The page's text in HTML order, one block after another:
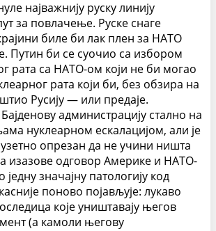
најважнију руску линију
за повлачење. Руске снаге
биле би лак плен за НАТО
Путин би се суочио са избором
рата са НАТО-ом који не би могао
рата који би, без обзира на
Русију — или предаје.
администрацију стално на
нуклеарном ескалацијом, али је
опрезан да не учини ништа
изазове одговор Америке и НАТО-
значајну патологију код
поново појављује: лукаво
које уништавају његов
(а камоли његову